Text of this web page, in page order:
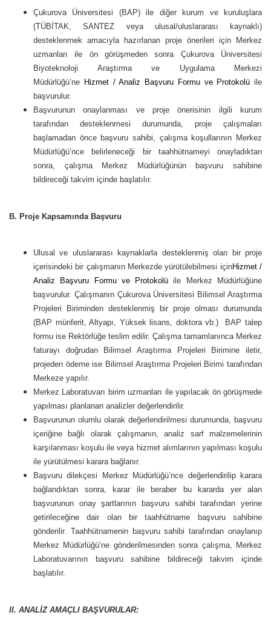
Çukurova Üniversitesi (BAP) ile diğer kurum ve kuruluşlara
(TÜBİTAK, SANTEZ veya ulusal/uluslararası kaynaklı)
desteklenmek amacıyla hazırlanan proje önerileri için Merkez
uzmanları ile ön görüşmeden sonra Çukurova Üniversitesi
Biyoteknoloji Araştırma ve Uygulama Merkezi
Müdürlüğü’ne Hizmet / Analiz Başvuru Formu ve Protokolü ile
başvurulur.
Başvurunun onaylanması ve proje önerisinin ilgili kurum
tarafından desteklenmesi durumunda, proje çalışmaları
başlamadan önce başvuru sahibi, çalışma koşullarının Merkez
Müdürlüğü’nce belirleneceği bir taahhütnameyi onayladıktan
sonra, çalışma Merkez Müdürlüğünün başvuru sahibine
bildireceği takvim içinde başlatılır.
B. Proje Kapsamında Başvuru
Ulusal ve uluslararası kaynaklarla desteklenmiş olan bir proje
içerisindeki bir çalışmanın Merkezde yürütülebilmesi içinHizmet /
Analiz Başvuru Formu ve Protokolü ile Merkez Müdürlüğüne
başvurulur. Çalışmanın Çukurova Üniversitesi Bilimsel Araştırma
Projeleri Biriminden desteklenmiş bir proje olması durumunda
(BAP münferit, Altyapı, Yüksek lisans, doktora vb.) BAP talep
formu ise Rektörlüğe teslim edilir. Çalışma tamamlanınca Merkez
faturayı doğrudan Bilimsel Araştırma Projeleri Birimine iletir,
projeden ödeme ise Bilimsel Araştırma Projeleri Birimi tarafından
Merkeze yapılır.
Merkez Laboratuvarı birim uzmanları ile yapılacak ön görüşmede
yapılması planlanan analizler değerlendirilir.
Başvurunun olumlu olarak değerlendirilmesi durumunda, başvuru
içeriğine bağlı olarak çalışmanın, analiz sarf malzemelerinin
karşılanması koşulu ile veya hizmet alımlarının yapılması koşulu
ile yürütülmesi karara bağlanır.
Başvuru dilekçesi Merkez Müdürlüğü’nce değerlendirilip karara
bağlandıktan sonra, karar ile beraber bu kararda yer alan
başvurunun onay şartlarının başvuru sahibi tarafından yerine
getirileceğine dair olan bir taahhütname başvuru sahibine
gönderilir. Taahhütnamenin başvuru sahibi tarafından onaylanıp
Merkez Müdürlüğü’ne gönderilmesinden sonra çalışma, Merkez
Laboratuvarının başvuru sahibine bildireceği takvim içinde
başlatılır.
II. ANALİZ AMAÇLI BAŞVURULAR: